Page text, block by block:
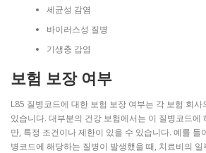
세균성 감염
바이러스성 질병
기생충 감염
보험 보장 여부
L85 질병코드에 대한 보험 보장 여부는 각 보험 회
있습니다. 대부분의 건강 보험에서는 이 질병코드에
만, 특정 조건이나 제한이 있을 수 있습니다. 예를 들
병코드에 해당하는 질병이 발생했을 때, 치료비의